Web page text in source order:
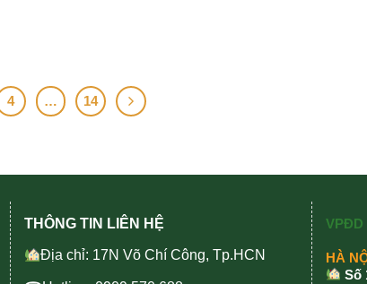
4 … 14
THÔNG TIN LIÊN HỆ
Địa chỉ: 17N Võ Chí Công, Tp.HCN
VPĐD
HÀ
Số